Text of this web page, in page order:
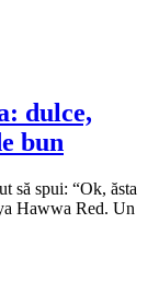
dulce,
bun
să spui: “Ok, ăsta
Hawwa Red. Un